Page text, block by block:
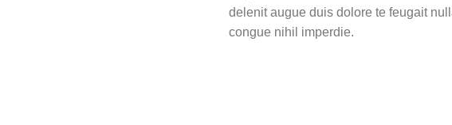
delenit augue duis dolore te feugait
congue nihil imperdie.